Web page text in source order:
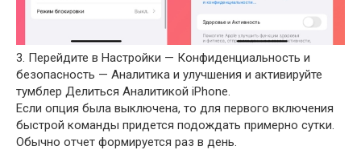
3. Перейдите в Настройки — Конфиденциальность и
безопасность — Аналитика и улучшения и активируйте
тумблер Делиться Аналитикой iPhone.
Если опция была выключена, то для первого включения
быстрой команды придется подождать примерно сутки.
Обычно отчет формируется раз в день.